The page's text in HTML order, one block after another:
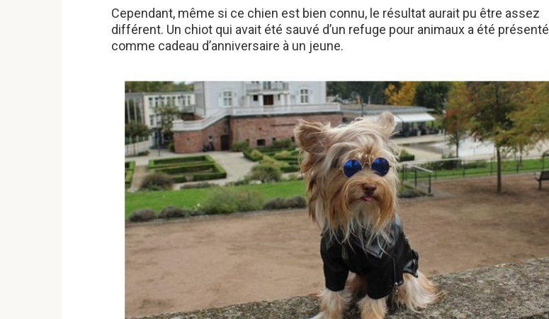
Cependant, même si ce chien est bien connu, le résultat aurait pu être assez
différent. Un chiot qui avait été sauvé d’un refuge pour animaux a été présenté
comme cadeau d’anniversaire à un jeune.